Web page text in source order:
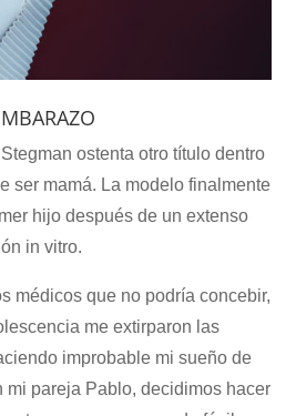
ostenta otro título dentro
ser mamá. La modelo finalmente
hijo después de un extenso
in vitro.
médicos que no podría concebir,
me extirparon las
improbable mi sueño de
mi pareja Pablo, decidimos hacer